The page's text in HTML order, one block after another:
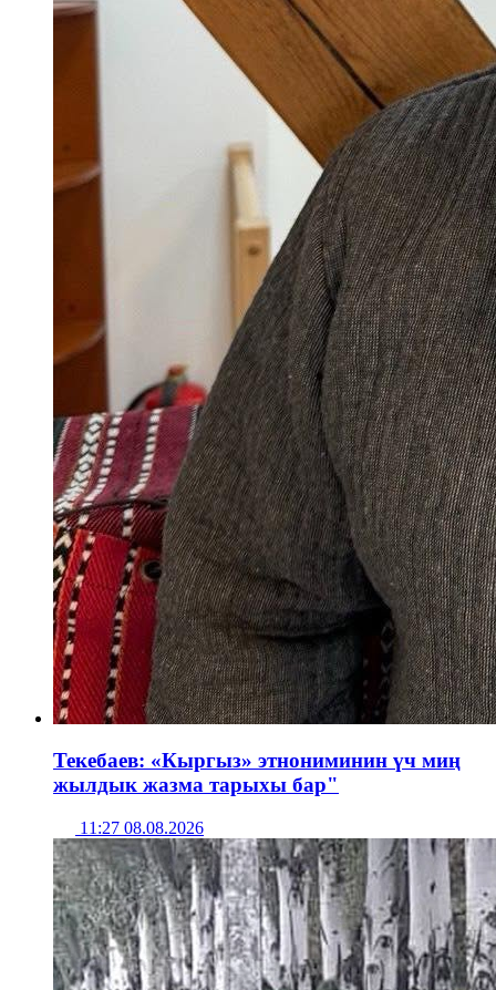
Текебаев: «Кыргыз» этнониминин үч миң
жылдык жазма тарыхы бар"
11:27 08.08.2026